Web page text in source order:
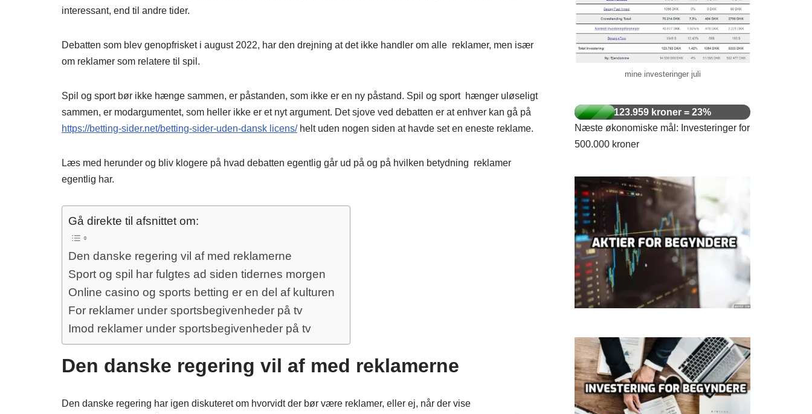
interessant, end til andre tider.
Debatten som blev genopfrisket i august 2022, har den drejning at det ikke handler om alle reklamer, men især
om reklamer som relatere til spil.
Spil og sport bør ikke hænge sammen, er påstanden, som ikke er en ny påstand. Spil og sport hænger uløseligt
sammen, er modargumentet, som heller ikke er et nyt argument. Det sjove ved debatten er at enhver kan gå på
https://betting-sider.net/betting-sider-uden-dansk licens/helt uden nogen siden at havde set en eneste reklame.
Læs med herunder og bliv klogere på hvad debatten egentlig går ud på og på hvilken betydning reklamer
egentlig har.
Gå direkte til afsnittet om:
Den danske regering vil af med reklamerne
Sport og spil har fulgtes ad siden tidernes morgen
Online casino og sports betting er en del af kulturen
For reklamer under sportsbegivenheder på tv
Imod reklamer under sportsbegivenheder på tv
Den danske regering vil af med reklamerne
Den danske regering har igen diskuteret om hvorvidt der bør være reklamer, eller ej, når der vise
mine investeringer juli
123.959 kroner = 23%
Næste økonomiske mål: Investeringer for
500.000 kroner